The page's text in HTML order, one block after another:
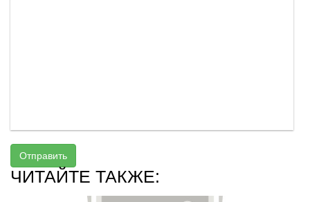
Отправить
ЧИТАЙТЕ ТАКЖЕ: